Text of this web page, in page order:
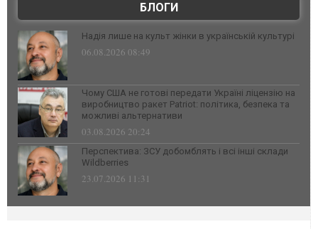
БЛОГИ
Надія лише на культ жінки в українській культурі
06.08.2026 08:49
Чому США не готові передати Україні ліцензію на
виробництво ракет Patriot: політика, безпека та
можливі альтернативи
03.08.2026 20:24
Перспектива: ЗСУ добомблять і всі інші склади
Wildberries
23.07.2026 11:31